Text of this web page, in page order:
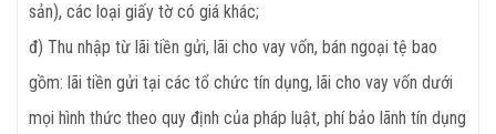
sản), các loại giấy tờ có giá khác;
đ) Thu nhập từ lãi tiền gửi, lãi cho vay vốn, bán ngoại tệ bao
gồm: lãi tiền gửi tại các tổ chức tín dụng, lãi cho vay vốn dưới
mọi hình thức theo quy định của pháp luật, phí bảo lãnh tín dụng